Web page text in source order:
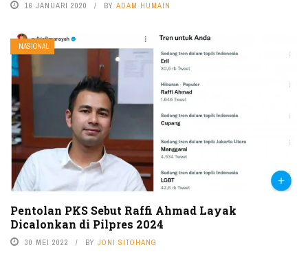
16 JANUARI 2020 BY ADAM HUMAIN
NASIONAL
Pentolan PKS Sebut Raffi Ahmad Layak
Dicalonkan di Pilpres 2024
30 MEI 2022 BY JONI SITOHANG